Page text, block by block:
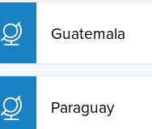
Guatemala
Paraguay